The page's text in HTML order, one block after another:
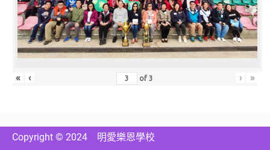
« ‹ of3 › »
Copyright © 2024 明愛樂恩學校